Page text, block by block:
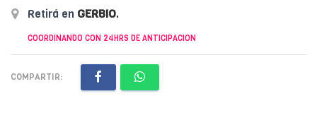
Retirá en GERBIO.
COORDINANDO CON 24HRS DE ANTICIPACION
COMPARTIR: